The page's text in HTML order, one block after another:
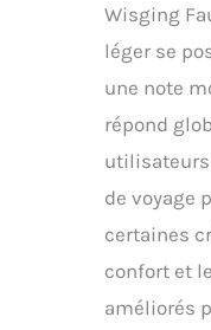
Wisging
léger se
une note
répond
utilisateurs
de voyage
certaines
confort et
améliorés